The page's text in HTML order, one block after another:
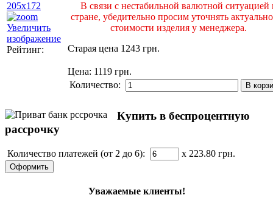
Увеличить
изображение
Рейтинг:
В связи с нестабильной валютной ситуацией
стране, убедительно просим уточнять
стоимости изделия у менеджера.
Старая цена 1243 грн.
Цена: 1119 грн.
Количество:
Купить в беспроцентную
рассрочку
Количество платежей (от 2 до 6): x 223.80 грн.
Уважаемые клиенты!